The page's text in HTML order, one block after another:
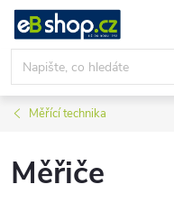
Přejít
obsah
Měřící technika
Měřiče